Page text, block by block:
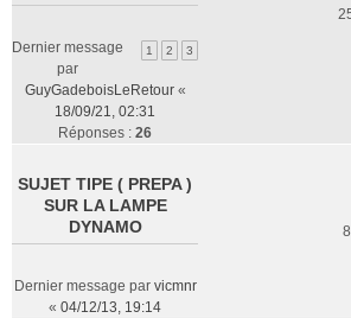
1 2 3
Dernier message
par
GuyGadeboisLeRetour«
18/09/21, 02:31
Réponses : 26
SUJET TIPE ( PREPA )
SUR LA LAMPE
DYNAMO
Dernier message par vicmnr
« 04/12/13, 19:14